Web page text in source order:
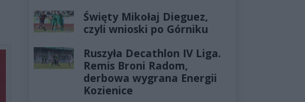
Święty Mikołaj Dieguez,
czyli wnioski po Górniku
Ruszyła Decathlon IV Liga.
Remis Broni Radom,
derbowa wygrana Energii
Kozienice